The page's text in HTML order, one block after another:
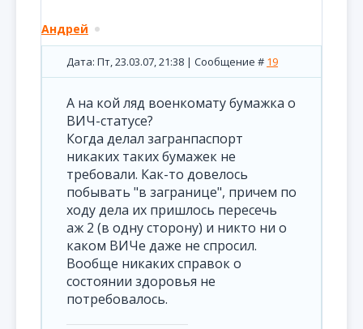
Андрей
Дата: Пт, 23.03.07, 21:38 | Сообщение # 19
А на кой ляд военкомату бумажка о
ВИЧ-статусе?
Когда делал загранпаспорт
никаких таких бумажек не
требовали. Как-то довелось
побывать "в загранице", причем по
ходу дела их пришлось пересечь
аж 2 (в одну сторону) и никто ни о
каком ВИЧе даже не спросил.
Вообще никаких справок о
состоянии здоровья не
потребовалось.